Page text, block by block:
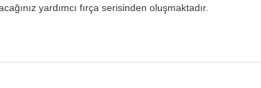
yardımcı fırça serisinden oluşmaktadır.